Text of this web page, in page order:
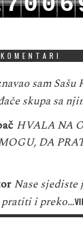
KOMENTARI
sam Sašu
skupa sa
HVALA NA
DA
Nase
pratiti i preko…